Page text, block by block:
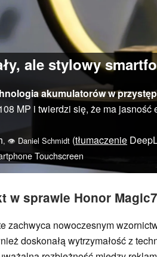
ale stylowy
akumulatorów w
MP i twierdzi się, że ma
, 👁 Daniel Schmidt (tłumaczenie
Touchscreen
w sprawie Honor
zachwyca nowoczesnym
doskonałą wytrzymałość z